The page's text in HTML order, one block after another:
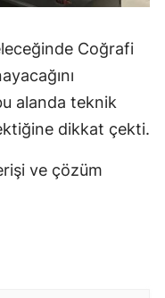
Kırklareli
Kırşehir
Kocaeli
Konya
Coğrafi
alanda teknik
dikkat çekti.
ve çözüm